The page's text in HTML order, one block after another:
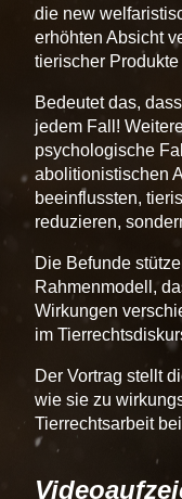
die new
erhöhten Absicht
tierischer
Bedeutet das,
jedem Fall!
psychologische
abolitionistischen
beeinflussten,
reduzieren,
Die Befunde
Rahmenmodell,
Wirkungen
im
Der Vortrag stellt
wie sie zu
Tierrechtsarbeit